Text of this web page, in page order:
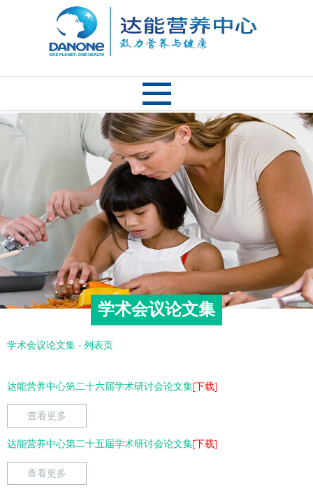
学术会议论文集
学术会议论文集 - 列表页
达能营养中心第二十六届学术研讨会论文集[下载]
查看更多
达能营养中心第二十五届学术研讨会论文集[下载]
查看更多